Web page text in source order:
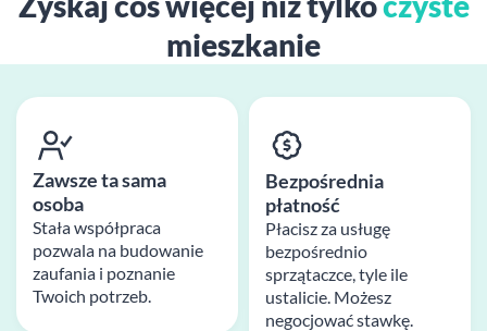
mieszkanie
Zawsze ta sama
osoba
Stała współpraca
pozwala na budowanie
zaufania i poznanie
Twoich potrzeb.
Bezpośrednia
płatność
Płacisz za usługę
bezpośrednio
sprzątaczce, tyle ile
ustalicie. Możesz
negocjować stawkę.